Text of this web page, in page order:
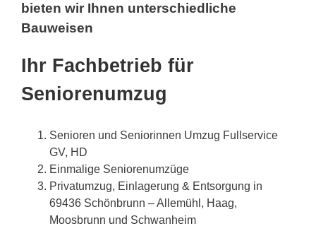
bieten wir Ihnen unterschiedliche
Bauweisen
Ihr Fachbetrieb für
Seniorenumzug
Senioren und Seniorinnen Umzug Fullservice
GV, HD
Einmalige Seniorenumzüge
Privatumzug, Einlagerung & Entsorgung in
69436 Schönbrunn – Allemühl, Haag,
Moosbrunn und Schwanheim